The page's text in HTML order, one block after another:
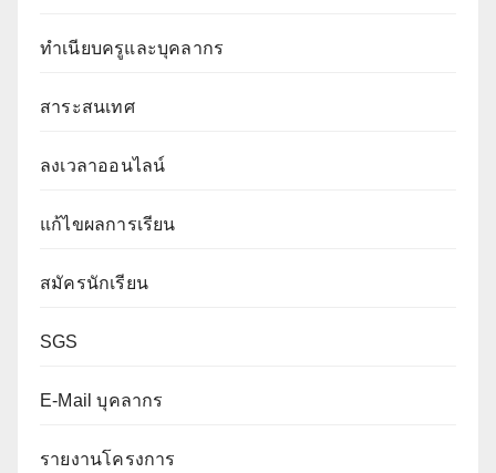
ทำเนียบครูและบุคลากร
สาระสนเทศ
ลงเวลาออนไลน์
แก้ไขผลการเรียน
สมัครนักเรียน
SGS
E-Mail บุคลากร
รายงานโครงการ